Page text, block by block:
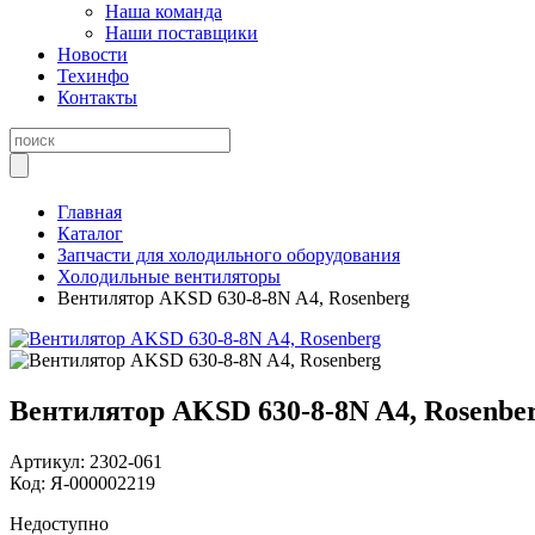
Наша команда
Наши поставщики
Новости
Техинфо
Контакты
Главная
Каталог
Запчасти для холодильного оборудования
Холодильные вентиляторы
Вентилятор AKSD 630-8-8N A4, Rosenberg
Вентилятор AKSD 630-8-8N A4,
Артикул: 2302-061
Код: Я-000002219
Недоступно